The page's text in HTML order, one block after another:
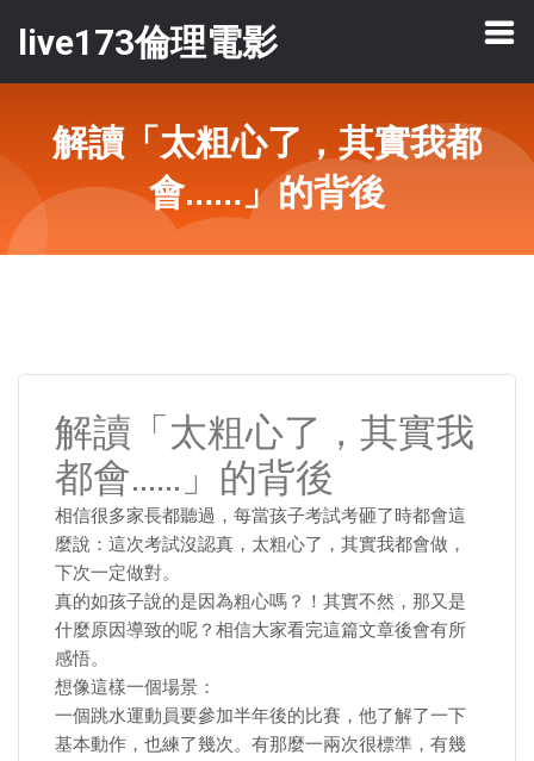
live173倫理電影
解讀「太粗心了，其實我都
會……」的背後
解讀「太粗心了，其實我
都會……」的背後
相信很多家長都聽過，每當孩子考試考砸了時都會這
麼說：這次考試沒認真，太粗心了，其實我都會做，
下次一定做對。
真的如孩子說的是因為粗心嗎？！其實不然，那又是
什麼原因導致的呢？相信大家看完這篇文章後會有所
感悟。
想像這樣一個場景：
一個跳水運動員要參加半年後的比賽，他了解了一下
基本動作，也練了幾次。有那麼一兩次很標準，有幾